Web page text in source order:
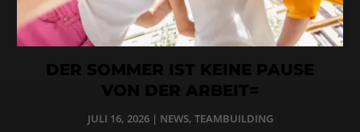
DER SOMMER IST KEINE PAUSE
VON DER ARBEIT=
JULI 16, 2026| NEWS, TEAMBUILDING